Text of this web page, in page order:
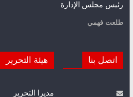
رئيس مجلس الإدارة
طلعت فهمي
اتصل بنا هيئة التحرير
مديرا التحرير